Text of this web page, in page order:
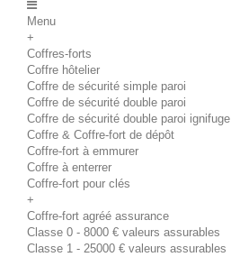
Menu
+
Coffres-forts
Coffre hôtelier
Coffre de sécurité simple paroi
Coffre de sécurité double paroi
Coffre de sécurité double paroi ignifuge
Coffre & Coffre-fort de dépôt
Coffre-fort à emmurer
Coffre à enterrer
Coffre-fort pour clés
+
Coffre-fort agréé assurance
Classe 0 - 8000 € valeurs assurables
Classe 1 - 25000 € valeurs assurables